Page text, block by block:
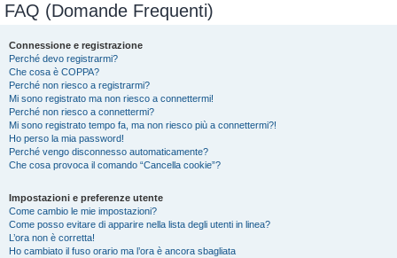
FAQ (Domande Frequenti)
Connessione e registrazione
Perché devo registrarmi?
Che cosa è COPPA?
Perché non riesco a registrarmi?
Mi sono registrato ma non riesco a connettermi!
Perché non riesco a connettermi?
Mi sono registrato tempo fa, ma non riesco più a connettermi?!
Ho perso la mia password!
Perché vengo disconnesso automaticamente?
Che cosa provoca il comando “Cancella cookie”?
Impostazioni e preferenze utente
Come cambio le mie impostazioni?
Come posso evitare di apparire nella lista degli utenti in linea?
L’ora non è corretta!
Ho cambiato il fuso orario ma l’ora è ancora sbagliata